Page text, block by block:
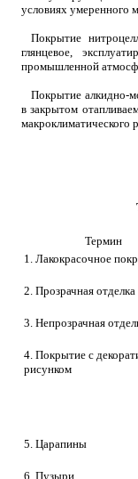
условиях умеренного
Покрытие
глянцевое,
промышленной
Покрытие алкидно-
в закрытом
макроклиматического
Термин
1. Лакокрасочное
2. Прозрачная отделка
3. Непрозрачная
4. Покрытие с
рисунком
5. Царапины
6. Пузыри